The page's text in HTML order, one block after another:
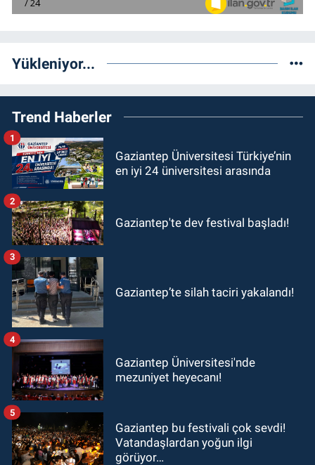
Yükleniyor...
Trend Haberler
Gaziantep Üniversitesi Türkiye’nin
en iyi 24 üniversitesi arasında
1
Gaziantep'te dev festival başladı!
2
Gaziantep’te silah taciri yakalandı!
3
Gaziantep Üniversitesi'nde
mezuniyet heyecanı!
4
Gaziantep bu festivali çok sevdi!
Vatandaşlardan yoğun ilgi
görüyor…
5